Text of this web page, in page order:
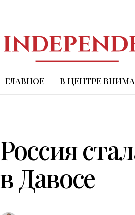
ГЛАВНОЕ В ЦЕНТРЕ
Россия
в Давосе